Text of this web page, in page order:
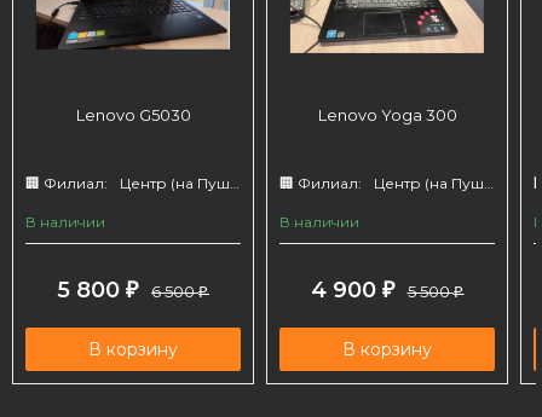
Lenovo G5030
🏢 Филиал: Центр (на Пушкина 66)
В наличии
5 800 ₽ 6 500₽
В корзину
Lenovo Yoga 300
🏢 Филиал: Центр (на Пушкина 66)
В наличии
4 900 ₽ 5 500₽
В корзину